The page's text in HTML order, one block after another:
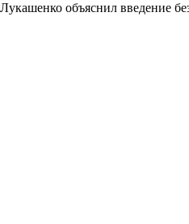
Лукашенко объяснил введение